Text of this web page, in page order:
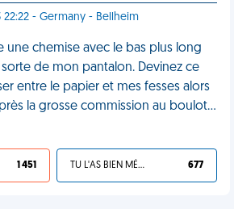
22:22 - Germany - Bellheim
une chemise avec le bas plus long
de mon pantalon. Devinez ce
entre le papier et mes fesses alors
la grosse commission au boulot…
1 451 TU L'AS BIEN MÉRITÉ 677